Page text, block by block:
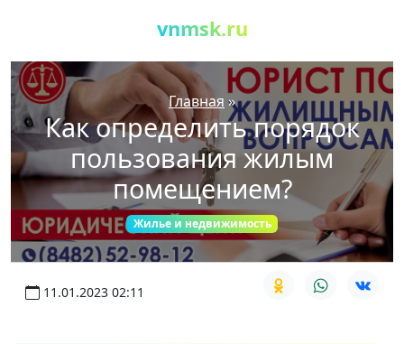
vnmsk.ru
Главная »
Как определить порядок
пользования жилым
помещением?
Жилье и недвижимость
11.01.2023 02:11